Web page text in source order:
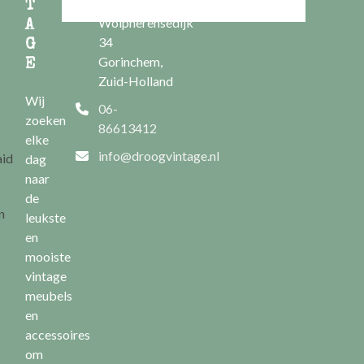
T
A
G
E
Wij
zoeken
elke
dag
naar
de
leukste
en
mooiste
vintage
meubels
en
accessoires
om
Wolpherensedijk
34
Gorinchem,
Zuid-Holland
06-
86613412
info@droogvintage.nl